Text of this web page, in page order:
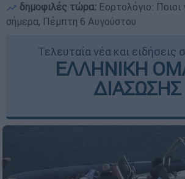
δημοφιλές τώρα: Εορτολόγιο: Ποιοι
σήμερα, Πέμπτη 6 Αυγούστου
Τελευταία νέα και ειδήσεις
ΕΛΛΗΝΙΚΗ
ΔΙΑΣΩΣΗΣ